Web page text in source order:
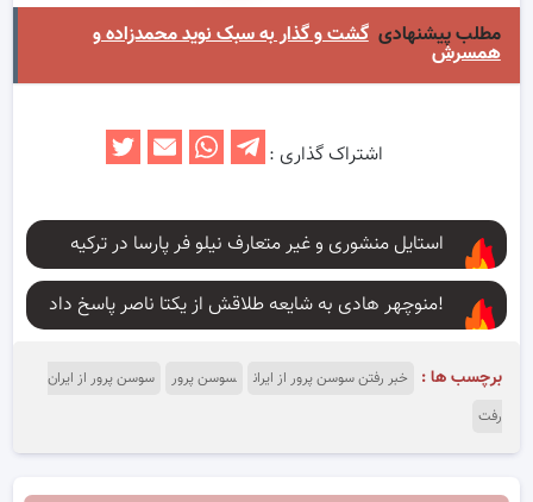
مطلب پیشنهادی گشت و گذار به سبک نوید محمدزاده و
همسرش
اشتراک گذاری :
استایل منشوری و غیر متعارف نیلو فر پارسا در ترکیه
منوچهر هادی به شایعه طلاقش از یکتا ناصر پاسخ داد!
برچسب ها : خبر رفتن سوسن پرور از ایران سوسن پرور
سوسن پرور از ایران
رفت